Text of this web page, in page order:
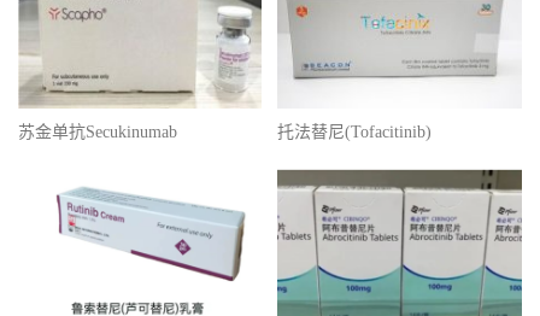
苏金单抗Secukinumab 托法替尼(Tofacitinib)